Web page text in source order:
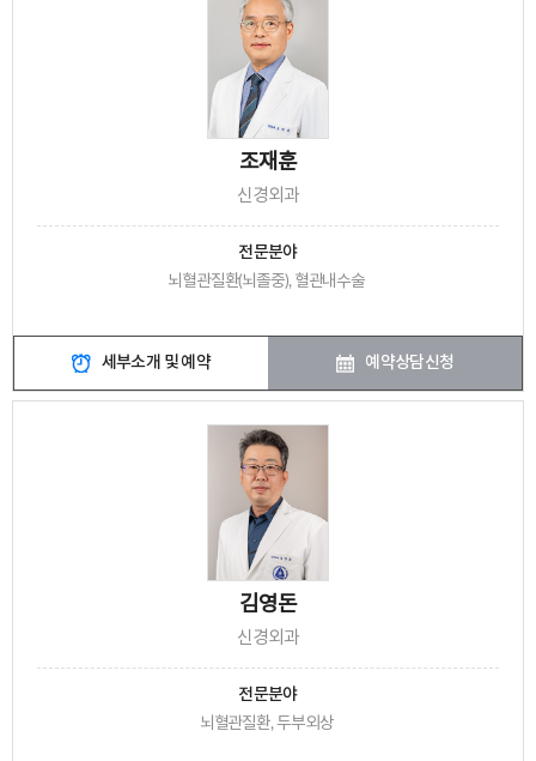
조재훈
신경외과
전문분야
뇌혈관질환(뇌졸중), 혈관내수술
세부소개 및 예약 예약상담신청
김영돈
신경외과
전문분야
뇌혈관질환, 두부외상